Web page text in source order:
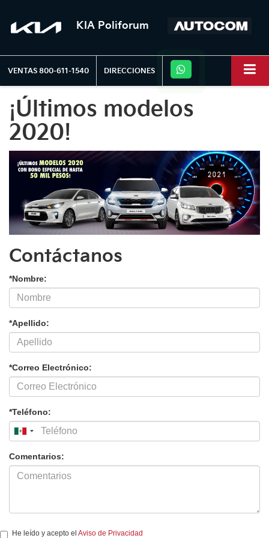
KIA Poliforum
VENTAS 800-611-1540 DIRECCIONES
¡Últimos modelos
2020!
Contáctanos
*Nombre:
*Apellido:
*Correo Electrónico:
*Teléfono:
Comentarios:
He leído y acepto el Aviso de Privacidad